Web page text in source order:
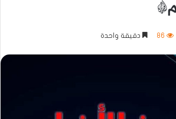
86 دقيقة واحدة